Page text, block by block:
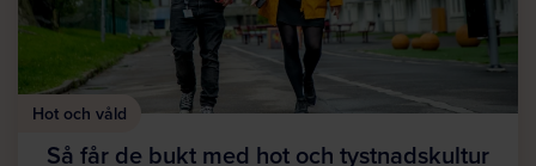
Hot och våld
Så får de bukt med hot och tystnadskultur